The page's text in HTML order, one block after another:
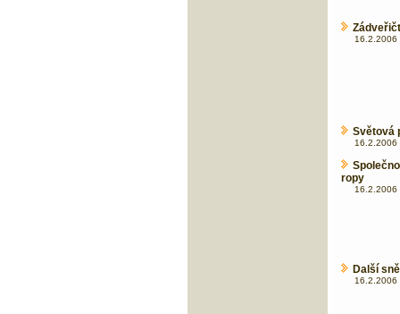
16.2.2006
Světová
16.2.2006
ropy
16.2.2006
Další
16.2.2006